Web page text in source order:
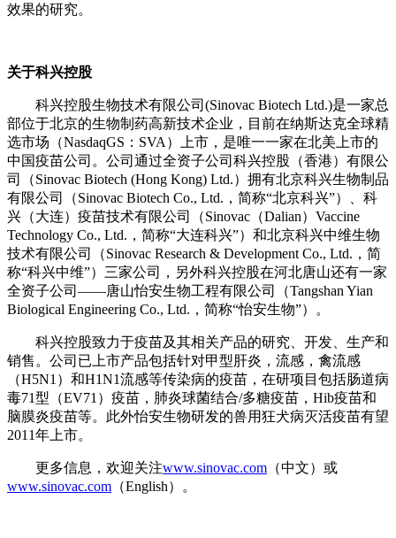
效果的研究。
关于科兴控股
科兴控股生物技术有限公司(Sinovac Biotech Ltd.)是一家总
部位于北京的生物制药高新技术企业，目前在纳斯达克全球精
选市场（NasdaqGS：SVA）上市，是唯一一家在北美上市的
中国疫苗公司。公司通过全资子公司科兴控股（香港）有限公
司（Sinovac Biotech (Hong Kong) Ltd.）拥有北京科兴生物制品
有限公司（Sinovac Biotech Co., Ltd.，简称“北京科兴”）、科
兴（大连）疫苗技术有限公司（Sinovac（Dalian）Vaccine
Technology Co., Ltd.，简称“大连科兴”）和北京科兴中维生物
技术有限公司（Sinovac Research & Development Co., Ltd. ，简
称“科兴中维”）三家公司，另外科兴控股在河北唐山还有一家
全资子公司——唐山怡安生物工程有限公司（Tangshan Yian
Biological Engineering Co., Ltd. ，简称“怡安生物”）。
科兴控股致力于疫苗及其相关产品的研究、开发、生产和
销售。公司已上市产品包括针对甲型肝炎，流感，禽流感
（H5N1）和H1N1流感等传染病的疫苗，在研项目包括肠道病
毒71型（EV71）疫苗，肺炎球菌结合/多糖疫苗，Hib疫苗和
脑膜炎疫苗等。此外怡安生物研发的兽用狂犬病灭活疫苗有望
2011年上市。
更多信息，欢迎关注www.sinovac.com （中文）或
www.sinovac.com （English）。